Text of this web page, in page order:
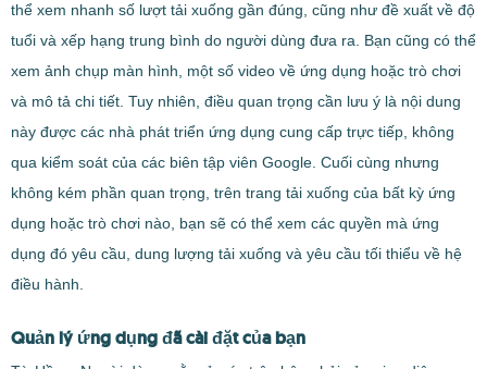
thể xem nhanh số lượt tải xuống gần đúng, cũng như đề xuất về độ
tuổi và xếp hạng trung bình do người dùng đưa ra. Bạn cũng có thể
xem ảnh chụp màn hình, một số video về ứng dụng hoặc trò chơi
và mô tả chi tiết. Tuy nhiên, điều quan trọng cần lưu ý là nội dung
này được các nhà phát triển ứng dụng cung cấp trực tiếp, không
qua kiểm soát của các biên tập viên Google. Cuối cùng nhưng
không kém phần quan trọng, trên trang tải xuống của bất kỳ ứng
dụng hoặc trò chơi nào, bạn sẽ có thể xem các quyền mà ứng
dụng đó yêu cầu, dung lượng tải xuống và yêu cầu tối thiểu về hệ
điều hành.
Quản lý ứng dụng đã cài đặt của bạn